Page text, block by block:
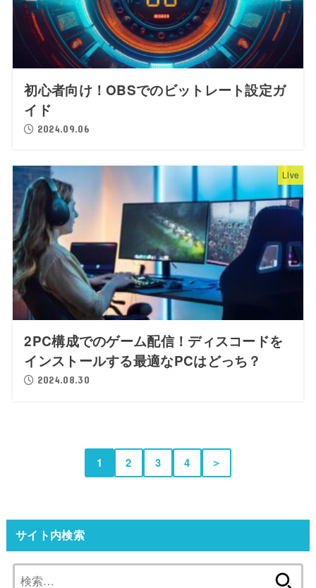
初心者向け！OBSでのビットレート設定ガ
イド
2024.09.06
Live
2PC構成でのゲーム配信！ディスコードを
インストールする最適なPCはどっち？
2024.08.30
1 2 3 4 ＞
サイト内検索